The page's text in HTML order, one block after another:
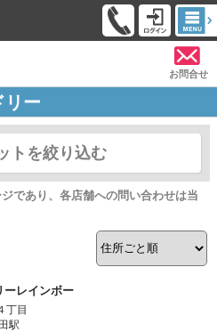
お問合せ
リー
トを絞り込む
であり、各店舗への問い合わせは当
ーレインボー
丁目
駅